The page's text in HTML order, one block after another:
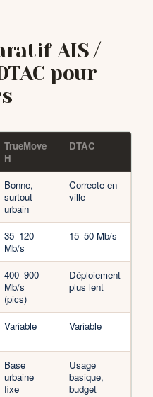
AIS /
pour
TrueMove
H
DTAC
Bonne,
surtout
urbain
Correcte en
ville
35–120
Mb/s
15–50 Mb/s
400–900
Mb/s
(pics)
Déploiement
plus lent
Variable Variable
Base
urbaine
fixe
Usage
basique,
budget